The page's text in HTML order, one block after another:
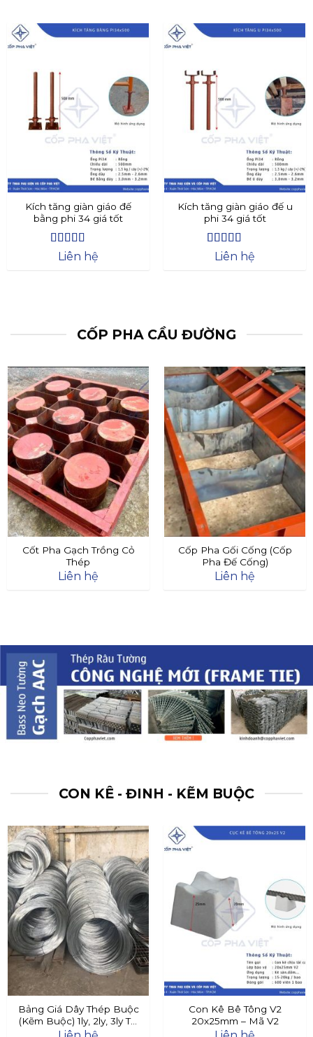
Kích tăng giàn giáo đế
bằng phi 34 giá tốt
Được xếp
5
Liên hệ
Kích tăng giàn giáo đế u
phi 34 giá tốt
Được xếp
5
Liên hệ
CỐP PHA CẦU ĐƯỜNG
Cốt Pha Gạch Trồng Cỏ
Thép
Liên hệ
Cốp Pha Gối Cống (Cốp
Pha Đế Cống)
Liên hệ
CON KÊ - ĐINH - KẼM BUỘC
Bảng Giá Dây Thép Buộc
(Kẽm Buộc) 1ly, 2ly, 3ly Tại
Đây
Con Kê Bê Tông V2
20x25mm – Mã V2